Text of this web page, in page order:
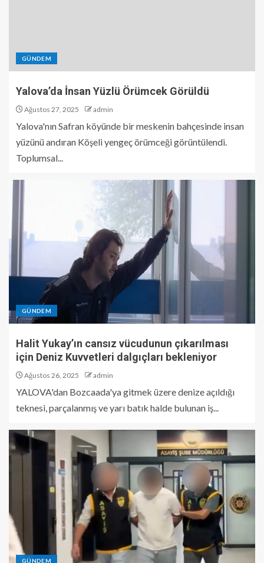
GÜNDEM
Yalova’da İnsan Yüzlü Örümcek Görüldü
Ağustos 27, 2025 admin
Yalova'nın Safran köyünde bir meskenin bahçesinde insan
yüzünü andıran Köşeli yengeç örümceği görüntülendi.
Toplumsal...
GÜNDEM
Halit Yukay’ın cansız vücudunun çıkarılması
için Deniz Kuvvetleri dalgıçları bekleniyor
Ağustos 26, 2025 admin
YALOVA'dan Bozcaada'ya gitmek üzere denize açıldığı
teknesi, parçalanmış ve yarı batık halde bulunan iş...
GÜNDEM